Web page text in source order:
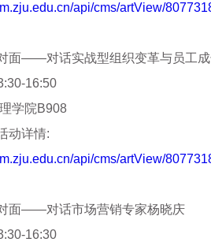
api/cms/artView/
面——对话实战型组织变革与员工
16:50
学院B908
动详情:
api/cms/artView/
面——对话市场营销专家杨晓庆
16:30